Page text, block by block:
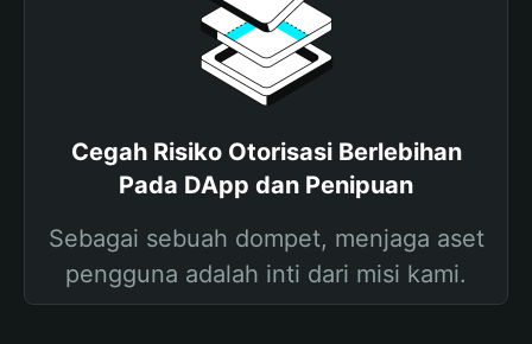
Cegah Risiko Otorisasi Berlebihan
Pada DApp dan Penipuan
Sebagai sebuah dompet, menjaga aset
pengguna adalah inti dari misi kami.